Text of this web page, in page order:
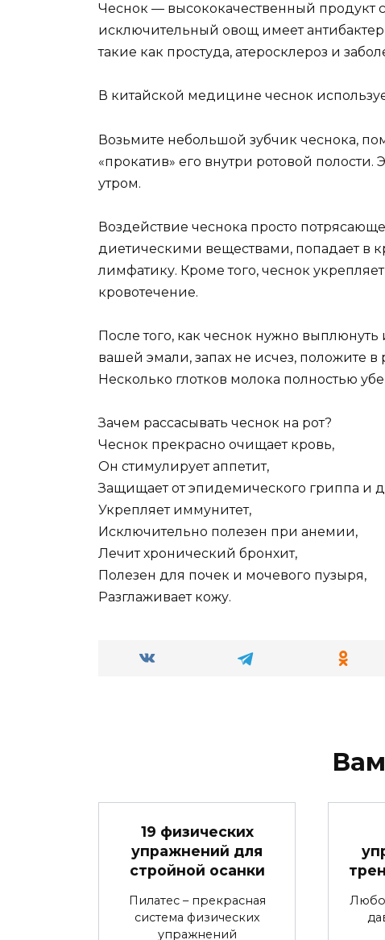
Чеснок — высококачественный продукт
исключительный овощ имеет
такие как простуда, атеросклероз и
В китайской медицине чеснок
Возьмите небольшой зубчик чеснока,
«прокатив» его внутри ротовой
утром.
Воздействие чеснока просто
диетическими веществами, попадает в
лимфатику. Кроме того, чеснок
кровотечение.
После того, как чеснок нужно
вашей эмали, запах не исчез, положите
Несколько глотков молока полностью
Зачем рассасывать чеснок на рот?
Чеснок прекрасно очищает кровь,
Он стимулирует аппетит,
Защищает от эпидемического гриппа и
Укрепляет иммунитет,
Исключительно полезен при анемии,
Лечит хронический бронхит,
Полезен для почек и мочевого пузыря,
Разглаживает кожу.
19 физических
упражнений для
стройной осанки
Пилатес – прекрасная
система физических
упражнений